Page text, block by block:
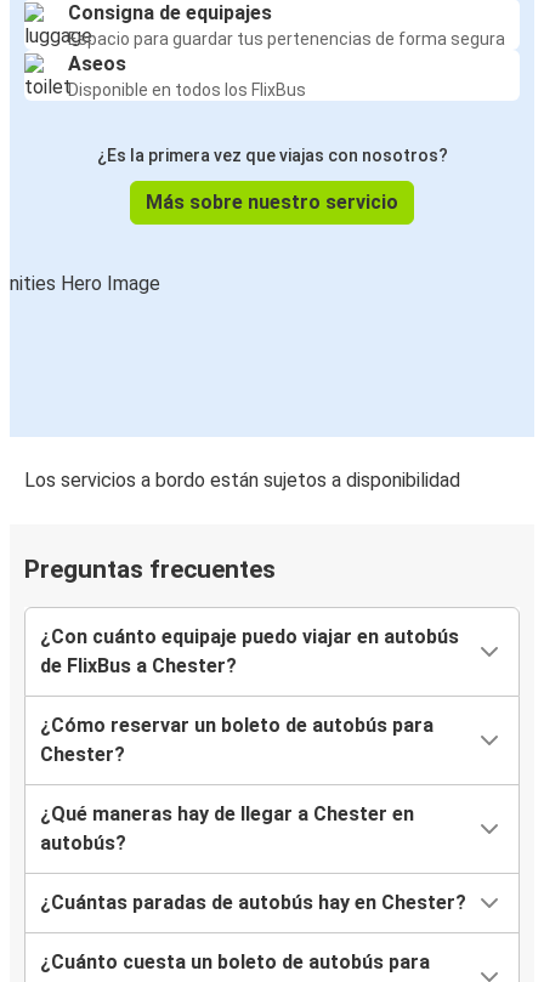
Consigna de equipajes
Espacio para guardar tus pertenencias de forma segura
Aseos
Disponible en todos los FlixBus
¿Es la primera vez que viajas con nosotros?
Más sobre nuestro servicio
Los servicios a bordo están sujetos a disponibilidad
Preguntas frecuentes
¿Con cuánto equipaje puedo viajar en autobús
de FlixBus a Chester?
¿Cómo reservar un boleto de autobús para
Chester?
¿Qué maneras hay de llegar a Chester en
autobús?
¿Cuántas paradas de autobús hay en Chester?
¿Cuánto cuesta un boleto de autobús para